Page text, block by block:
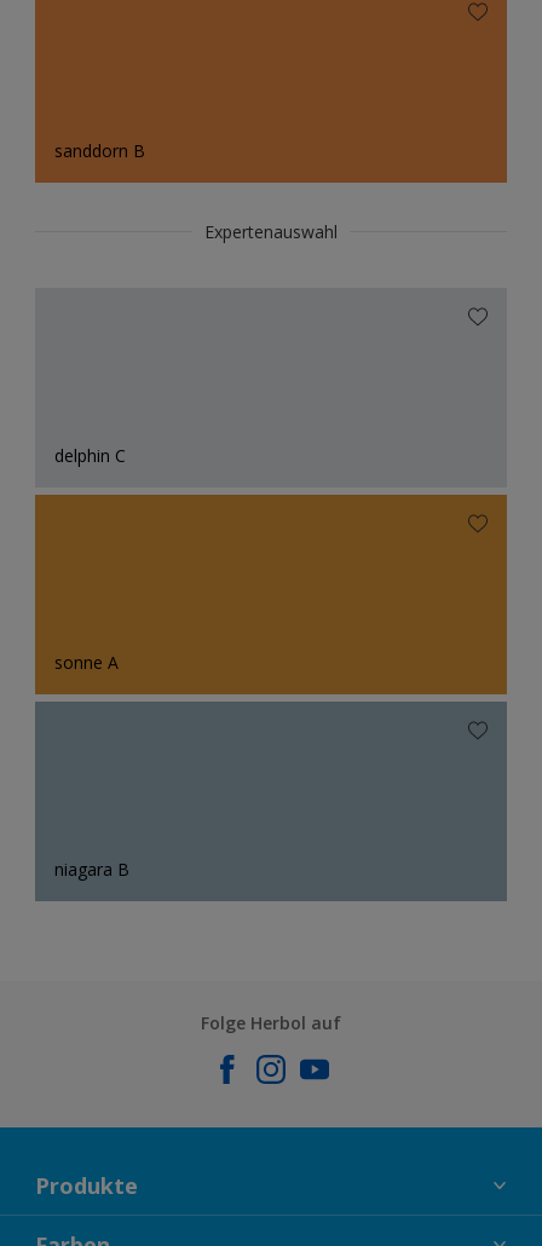
sanddorn B
Expertenauswahl
delphin C
sonne A
niagara B
Folge Herbol auf
Produkte
FASSADENFARBEN